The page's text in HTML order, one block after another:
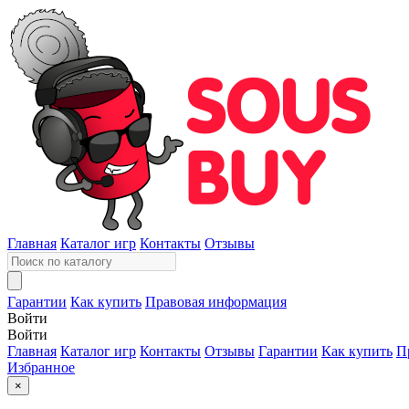
Главная Каталог игр Контакты Отзывы
Гарантии Как купить Правовая информация
Войти
Войти
Главная Каталог игр Контакты Отзывы Гарантии Как купить
Избранное
×